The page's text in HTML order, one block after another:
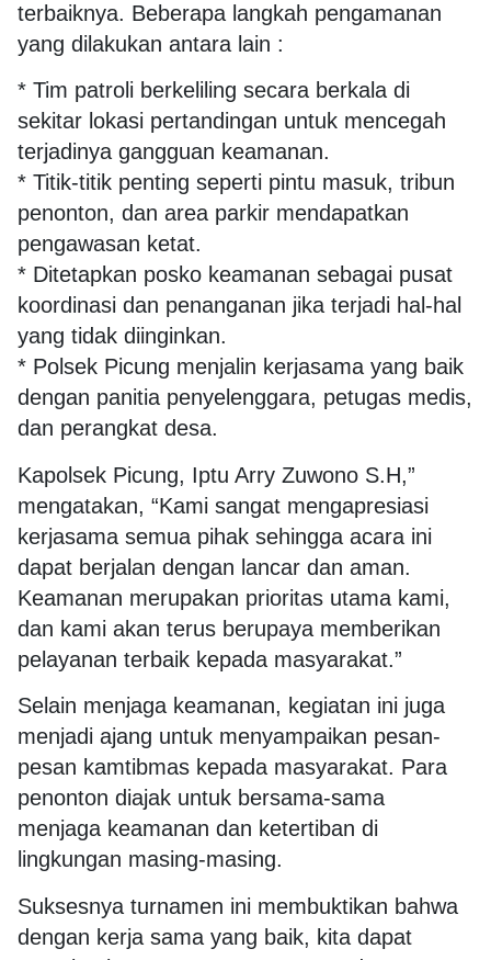
terbaiknya. Beberapa langkah pengamanan
yang dilakukan antara lain :
* Tim patroli berkeliling secara berkala di
sekitar lokasi pertandingan untuk mencegah
terjadinya gangguan keamanan.
* Titik-titik penting seperti pintu masuk, tribun
penonton, dan area parkir mendapatkan
pengawasan ketat.
* Ditetapkan posko keamanan sebagai pusat
koordinasi dan penanganan jika terjadi hal-hal
yang tidak diinginkan.
* Polsek Picung menjalin kerjasama yang baik
dengan panitia penyelenggara, petugas medis,
dan perangkat desa.
Kapolsek Picung, Iptu Arry Zuwono S.H,”
mengatakan, “Kami sangat mengapresiasi
kerjasama semua pihak sehingga acara ini
dapat berjalan dengan lancar dan aman.
Keamanan merupakan prioritas utama kami,
dan kami akan terus berupaya memberikan
pelayanan terbaik kepada masyarakat.”
Selain menjaga keamanan, kegiatan ini juga
menjadi ajang untuk menyampaikan pesan-
pesan kamtibmas kepada masyarakat. Para
penonton diajak untuk bersama-sama
menjaga keamanan dan ketertiban di
lingkungan masing-masing.
Suksesnya turnamen ini membuktikan bahwa
dengan kerja sama yang baik, kita dapat